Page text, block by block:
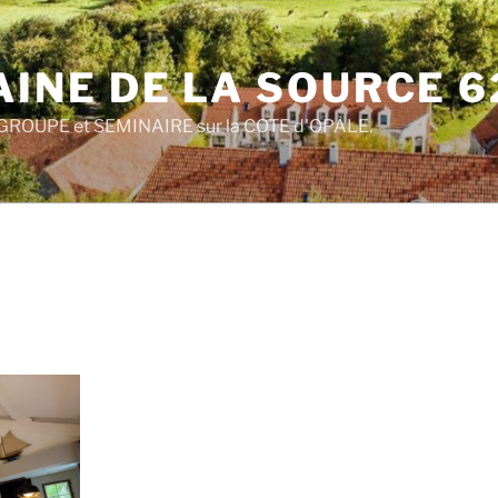
DE LA SOURCE
et SEMINAIRE sur la COTE d'OPALE.